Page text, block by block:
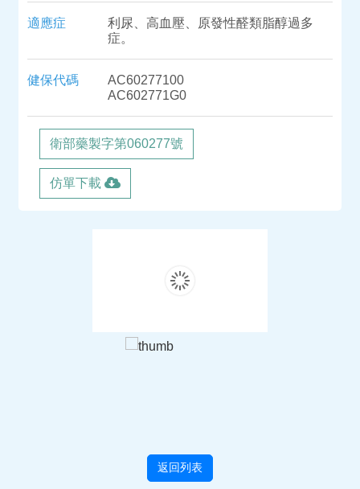
適應症
利尿、高血壓、原發性醛類脂醇過多
症。
健保代碼
AC60277100
AC602771G0
衛部藥製字第060277號
仿單下載
返回列表